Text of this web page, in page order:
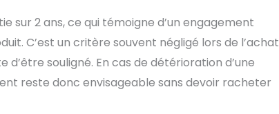
sur 2 ans, ce qui témoigne d’un engagement
C’est un critère souvent négligé lors de l’achat
souligné. En cas de détérioration d’une
reste donc envisageable sans devoir racheter